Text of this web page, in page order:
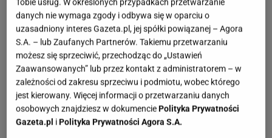
danych nie wymaga zgody i odbywa się w oparciu o
uzasadniony interes Gazeta.pl, jej spółki powiązanej – Agora
S.A. – lub Zaufanych Partnerów. Takiemu przetwarzaniu
możesz się sprzeciwić, przechodząc do „Ustawień
Zaawansowanych” lub przez kontakt z administratorem – w
zależności od zakresu sprzeciwu i podmiotu, wobec którego
jest kierowany. Więcej informacji o przetwarzaniu danych
osobowych znajdziesz w dokumenciePolityka Prywatności
Gazeta.pl iPolityka Prywatności Agora S.A.